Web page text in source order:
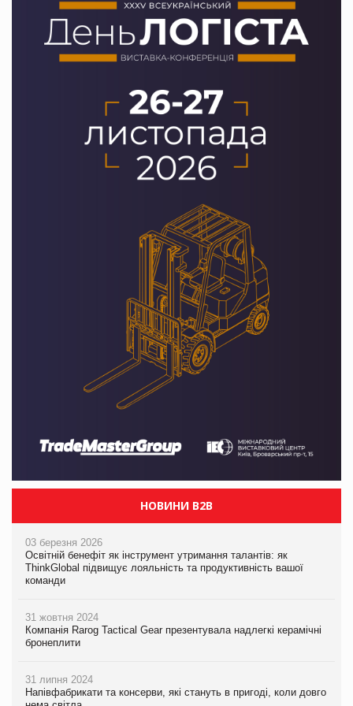
НОВИНИ B2B
03 березня 2026
Освітній бенефіт як інструмент утримання талантів: як
ThinkGlobal підвищує лояльність та продуктивність вашої
команди
31 жовтня 2024
Компанія Rarog Tactical Gear презентувала надлегкі керамічні
бронеплити
31 липня 2024
Напівфабрикати та консерви, які стануть в пригоді, коли довго